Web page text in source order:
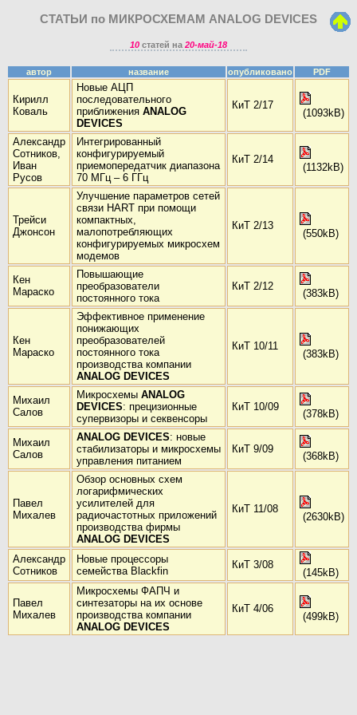
СТАТЬИ по МИКРОСХЕМАМ ANALOG DEVICES
10статей на 20-май-18
автор название опубликовано PDF
Кирилл
Коваль
Новые АЦП
последовательного
приближения ANALOG
DEVICES
КиТ 2/17
(1093kB)
Александр
Сотников,
Иван
Русов
Интегрированный
конфигурируемый
приемопередатчик диапазона
70 МГц – 6 ГГц
КиТ 2/14
(1132kB)
Трейси
Джонсон
Улучшение параметров сетей
связи HART при помощи
компактных,
малопотребляющих
конфигурируемых микросхем
модемов
КиТ 2/13
(550kB)
Кен
Мараско
Повышающие
преобразователи
постоянного тока
КиТ 2/12
(383kB)
Кен
Мараско
Эффективное применение
понижающих
преобразователей
постоянного тока
производства компании
ANALOG DEVICES
КиТ 10/11
(383kB)
Михаил
Салов
Микросхемы ANALOG
DEVICES: прецизионные
супервизоры и секвенсоры
КиТ 10/09
(378kB)
Михаил
Салов
ANALOG DEVICES: новые
стабилизаторы и микросхемы
управления питанием
КиТ 9/09
(368kB)
Павел
Михалев
Обзор основных схем
логарифмических
усилителей для
радиочастотных приложений
производства фирмы
ANALOG DEVICES
КиТ 11/08
(2630kB)
Александр
Сотников
Новые процессоры
семейства Blackfin
КиТ 3/08
(145kB)
Павел
Михалев
Микросхемы ФАПЧ и
синтезаторы на их основе
производства компании
ANALOG DEVICES
КиТ 4/06
(499kB)